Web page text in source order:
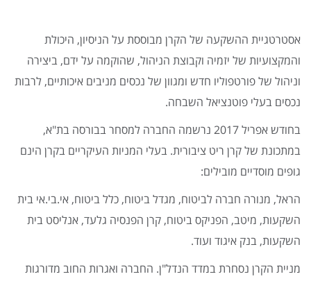
אסטרטגיית ההשקעה של הקרן מבוססת על הניסיון, היכולת
והמקצועיות של יזמיה וקבוצת הניהול, שהוקמה על ידם, ביצירה
וניהול של פורטפוליו חדש ומגוון של נכסים מניבים איכותיים, לרבות
נכסים בעלי פוטנציאל השבחה.
בחודש אפריל 2017 נרשמה החברה למסחר בבורסה בת"א,
במתכונת של קרן ריט ציבורית. בעלי המניות העיקריים בקרן הינם
גופים מוסדיים מובילים:
הראל, מנורה חברה לביטוח, מגדל ביטוח, כלל ביטוח, אי.בי.אי בית
השקעות, מיטב, הפניקס ביטוח, קרן הפנסיה גלעד, אנליסט בית
השקעות, בנק איגוד ועוד.
מניית הקרן נסחרתבמדד הנדל"ן. החברה ואגרות החוב מדורגות